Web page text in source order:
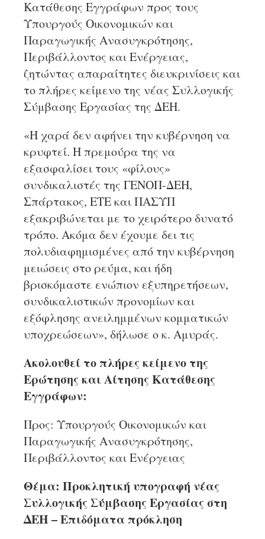
Κατάθεσης Εγγράφων προς τους
Υπουργούς Οικονομικών και
Παραγωγικής Ανασυγκρότησης,
Περιβάλλοντος και Ενέργειας,
ζητώντας απαραίτητες διευκρινίσεις και
το πλήρες κείμενο της νέας Συλλογικής
Σύμβασης Εργασίας της ΔΕΗ.
«Η χαρά δεν αφήνει την κυβέρνηση να
κρυφτεί. Η πρεμούρα της να
εξασφαλίσει τους «φίλους»
συνδικαλιστές της ΓΕΝΟΠ-ΔΕΗ,
Σπάρτακος, ΕΤΕ και ΠΑΣΥΠ
εξακριβώνεται με το χειρότερο δυνατό
τρόπο. Ακόμα δεν έχουμε δει τις
πολυδιαφημισμένες από την κυβέρνηση
μειώσεις στο ρεύμα, και ήδη
βρισκόμαστε ενώπιον εξυπηρετήσεων,
συνδικαλιστικών προνομίων και
εξόφλησης ανειλημμένων κομματικών
υποχρεώσεων», δήλωσε ο κ. Αμυράς.
Ακολουθεί το πλήρες κείμενο της
Ερώτησης και Αίτησης Κατάθεσης
Εγγράφων:
Προς: Υπουργούς Οικονομικών και
Παραγωγικής Ανασυγκρότησης,
Περιβάλλοντος και Ενέργειας
Θέμα: Προκλητική υπογραφή νέας
Συλλογικής Σύμβασης Εργασίας στη
ΔΕΗ – Επιδόματα πρόκληση